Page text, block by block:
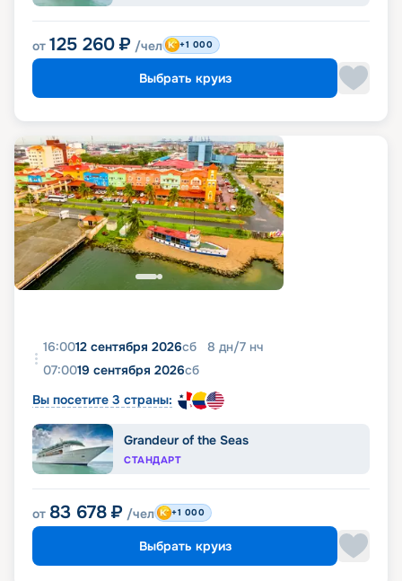
от 125 260 ₽ /чел +1 000
Выбрать круиз
16:0012 сентября 2026сб 8 дн/7 нч
07:0019 сентября 2026сб
Вы посетите 3 страны:
Grandeur of the Seas
СТАНДАРТ
от 83 678 ₽ /чел +1 000
Выбрать круиз